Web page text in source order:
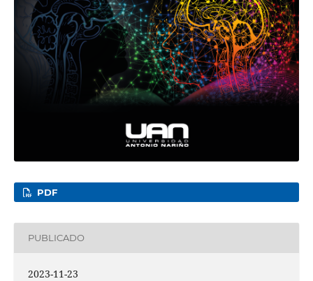
PDF
PUBLICADO
2023-11-23